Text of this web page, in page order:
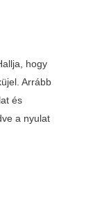
hogy
Arrább
és
a nyulat